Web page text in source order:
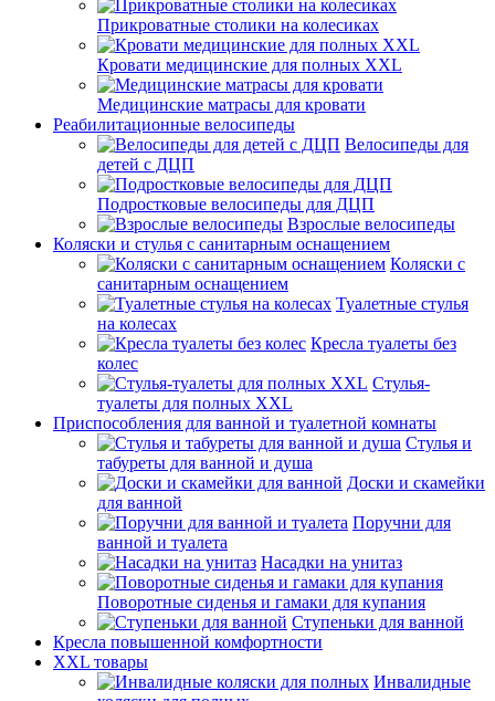
Прикроватные столики на колесиках
Кровати медицинские для полных XXL
Медицинские матрасы для кровати
Реабилитационные велосипеды
Велосипеды для
детей с ДЦП
Подростковые велосипеды для ДЦП
Взрослые велосипеды
Коляски и стулья с санитарным оснащением
Коляски с
санитарным оснащением
Туалетные стулья
на колесах
Кресла туалеты без
колес
Стулья-
туалеты для полных XXL
Приспособления для ванной и туалетной комнаты
Стулья и
табуреты для ванной и душа
Доски и скамейки
для ванной
Поручни для
ванной и туалета
Насадки на унитаз
Поворотные сиденья и гамаки для купания
Ступеньки для ванной
Кресла повышенной комфортности
XXL товары
Инвалидные